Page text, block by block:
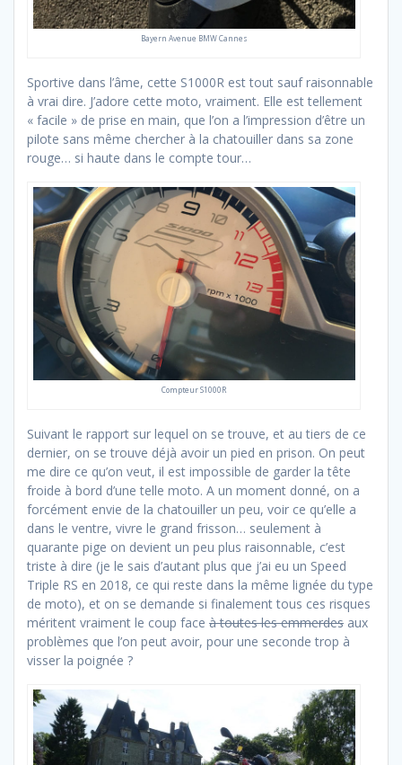
Bayern Avenue BMW Cannes
Sportive dans l’âme, cette S1000R est tout sauf raisonnable
à vrai dire. J’adore cette moto, vraiment. Elle est tellement
« facile » de prise en main, que l’on a l’impression d’être un
pilote sans même chercher à la chatouiller dans sa zone
rouge… si haute dans le compte tour…
Compteur S1000R
Suivant le rapport sur lequel on se trouve, et au tiers de ce
dernier, on se trouve déjà avoir un pied en prison. On peut
me dire ce qu’on veut, il est impossible de garder la tête
froide à bord d’une telle moto. A un moment donné, on a
forcément envie de la chatouiller un peu, voir ce qu’elle a
dans le ventre, vivre le grand frisson… seulement à
quarante pige on devient un peu plus raisonnable, c’est
triste à dire (je le sais d’autant plus que j’ai eu un Speed
Triple RS en 2018, ce qui reste dans la même lignée du type
de moto), et on se demande si finalement tous ces risques
méritent vraiment le coup face à toutes les emmerdes aux
problèmes que l’on peut avoir, pour une seconde trop à
visser la poignée ?